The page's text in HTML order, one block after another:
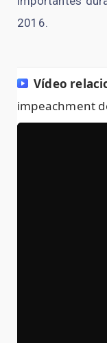
2016.
Vídeo
impeachment
sabem